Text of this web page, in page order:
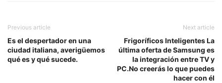
Previous article
Es el despertador en una
ciudad italiana, averigüemos
qué es y qué sucede.
Next article
Frigoríficos Inteligentes La
última oferta de Samsung es
la integración entre TV y
PC.No creerás lo que puedes
hacer con él